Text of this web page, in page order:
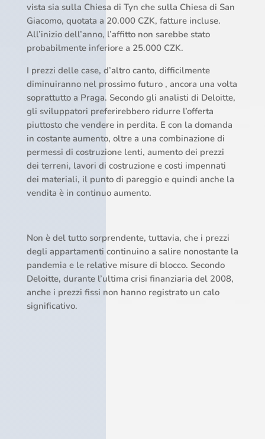
vista sia sulla Chiesa di Tyn che sulla Chiesa di San
Giacomo, quotata a 20.000 CZK, fatture incluse.
All’inizio dell’anno, l’affitto non sarebbe stato
probabilmente inferiore a 25.000 CZK.
I prezzi delle case, d’altro canto, difficilmente
diminuiranno nel prossimo futuro , ancora una volta
soprattutto a Praga. Secondo gli analisti di Deloitte,
gli sviluppatori preferirebbero ridurre l’offerta
piuttosto che vendere in perdita. E con la domanda
in costante aumento, oltre a una combinazione di
permessi di costruzione lenti, aumento dei prezzi
dei terreni, lavori di costruzione e costi impennati
dei materiali, il punto di pareggio e quindi anche la
vendita è in continuo aumento.
Non è del tutto sorprendente, tuttavia, che i prezzi
degli appartamenti continuino a salire nonostante la
pandemia e le relative misure di blocco. Secondo
Deloitte, durante l’ultima crisi finanziaria del 2008,
anche i prezzi fissi non hanno registrato un calo
significativo.